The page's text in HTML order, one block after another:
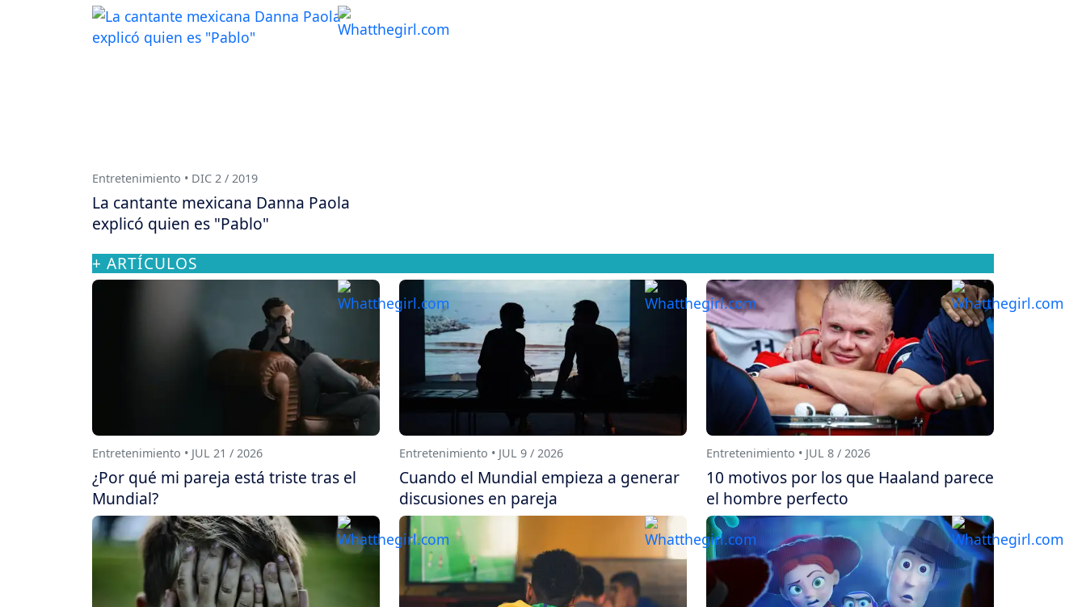
Entretenimiento • DIC 2 / 2019
La cantante mexicana Danna Paola
explicó quien es "Pablo"
+ ARTÍCULOS
Entretenimiento • JUL 21 / 2026
¿Por qué mi pareja está triste tras el
Mundial?
Entretenimiento • JUL 9 / 2026
Cuando el Mundial empieza a generar
discusiones en pareja
Entretenimiento • JUL 8 / 2026
10 motivos por los que Haaland parece
el hombre perfecto